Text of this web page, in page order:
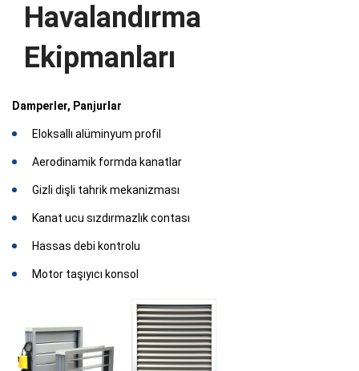
Havalandırma
Ekipmanları
Damperler, Panjurlar
Eloksallı alüminyum profil
Aerodinamik formda kanatlar
Gizli dişli tahrik mekanizması
Kanat ucu sızdırmazlık contası
Hassas debi kontrolu
Motor taşıyıcı konsol